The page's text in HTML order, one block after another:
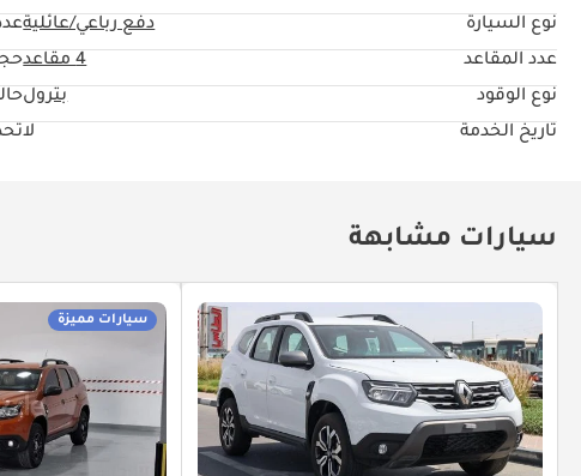
نوع السيارة
دفع رباعي/عائلية
عدد المقاعد
4 مقاعد
نوع الوقود
بترول
تاريخ الخدمة
لا
سيارات مشابهة
سيارات مميزة